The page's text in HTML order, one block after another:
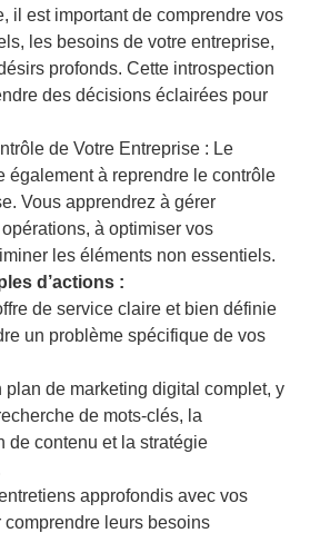
il est important de comprendre vos
les besoins de votre entreprise,
profonds. Cette introspection
des décisions éclairées pour
de Votre Entreprise : Le
également à reprendre le contrôle
Vous apprendrez à gérer
à optimiser vos
les éléments non essentiels.
d’actions :
de service claire et bien définie
un problème spécifique de vos
plan de marketing digital complet, y
de mots-clés, la
de contenu et la stratégie
approfondis avec vos
comprendre leurs besoins